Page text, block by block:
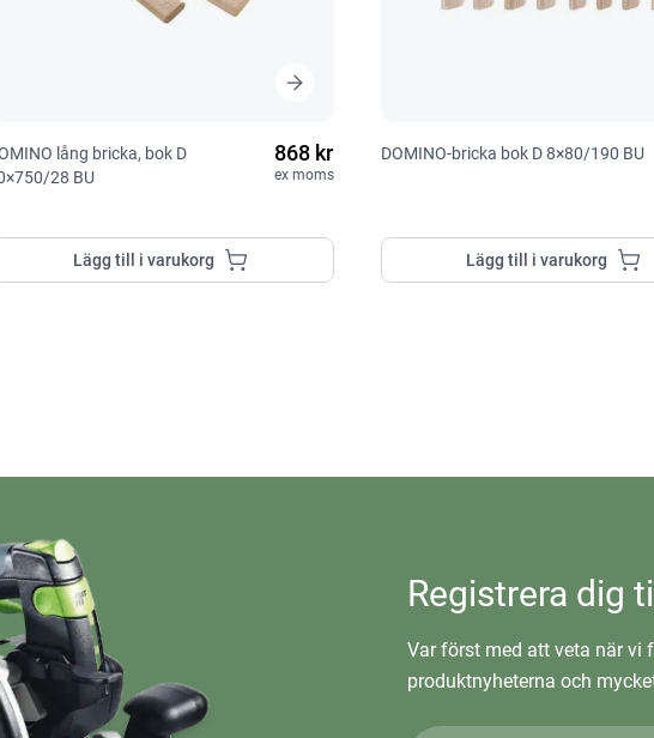
lång bricka, bok D
28 BU
868 kr
ex moms
Lägg till i varukorg
DOMINO-bricka bok D 8×80/190 BU
Lägg till i varukorg
Registrera dig
Var först med att veta när vi
produktnyheterna och